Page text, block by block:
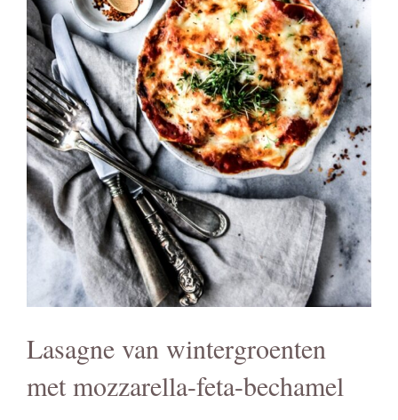
Lasagne van wintergroenten
met mozzarella-feta-bechamel